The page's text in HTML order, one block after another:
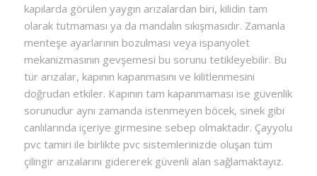
kapılarda görülen yaygın arızalardan biri, kilidin tam
olarak tutmaması ya da mandalın sıkışmasıdır. Zamanla
menteşe ayarlarının bozulması veya ispanyolet
mekanizmasının gevşemesi bu sorunu tetikleyebilir. Bu
tür arızalar, kapının kapanmasını ve kilitlenmesini
doğrudan etkiler. Kapının tam kapanmaması ise güvenlik
sorunudur aynı zamanda istenmeyen böcek, sinek gibi
canlılarında içeriye girmesine sebep olmaktadır. Çayyolu
pvc tamiri ile birlikte pvc sistemlerinizde oluşan tüm
çilingir arızalarını gidererek güvenli alan sağlamaktayız.